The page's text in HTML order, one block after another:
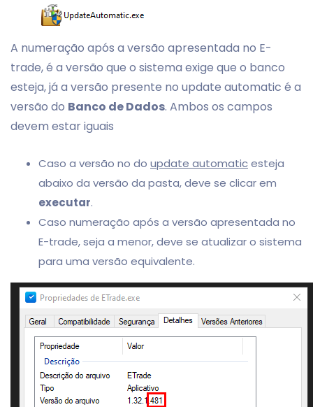
A numeração após a versão apresentada no E-
trade, é a versão que o sistema exige que o banco
esteja, já a versão presente no update automatic é a
versão do Banco de Dados. Ambos os campos
devem estar iguais
Caso a versão no do update automaticesteja
abaixo da versão da pasta, deve se clicar em
executar.
Caso numeração após a versão apresentada no
E-trade, seja a menor, deve se atualizar o sistema
para uma versão equivalente.